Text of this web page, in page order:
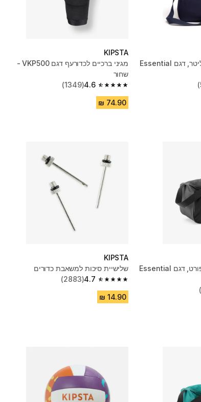
תיק לציוד ספורט 35 ליטר, דגם Essential
KIPSTA
מגיני ברכיים לכדורעף דגם VKP500 -
שחור
4.6
4.6 out of 5 stars from 1349 reviews
(1349)
תיק 20 ליטר לציוד ספורט, דגם Essential
KIPSTA
שלישיית סיכות למשאבת כדורים
4.7
4.7 out of 5 stars from 2883 reviews
(2883)